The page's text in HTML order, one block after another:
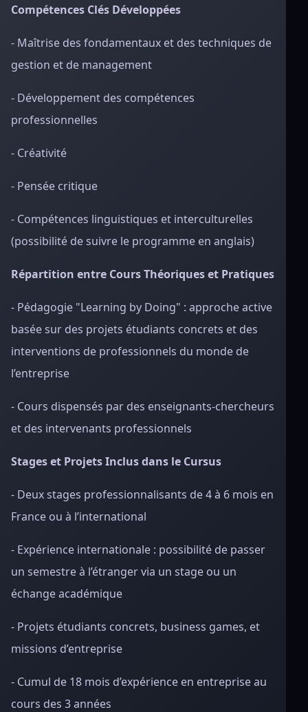
Compétences Clés Développées
- Maîtrise des fondamentaux et des techniques de
gestion et de management
- Développement des compétences
professionnelles
- Créativité
- Pensée critique
- Compétences linguistiques et interculturelles
(possibilité de suivre le programme en anglais)
Répartition entre Cours Théoriques et Pratiques
- Pédagogie "Learning by Doing" : approche active
basée sur des projets étudiants concrets et des
interventions de professionnels du monde de
l’entreprise
- Cours dispensés par des enseignants-chercheurs
et des intervenants professionnels
Stages et Projets Inclus dans le Cursus
- Deux stages professionnalisants de 4 à 6 mois en
France ou à l’international
- Expérience internationale : possibilité de passer
un semestre à l’étranger via un stage ou un
échange académique
- Projets étudiants concrets, business games, et
missions d’entreprise
- Cumul de 18 mois d’expérience en entreprise au
cours des 3 années